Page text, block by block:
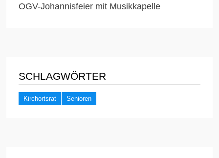
OGV-Johannisfeier mit Musikkapelle
SCHLAGWÖRTER
Kirchortsrat Senioren